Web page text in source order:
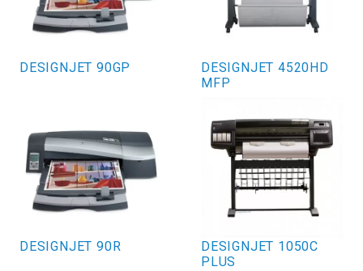
DESIGNJET 90GP
DESIGNJET 90R
DESIGNJET 4520HD
MFP
DESIGNJET 1050C
PLUS